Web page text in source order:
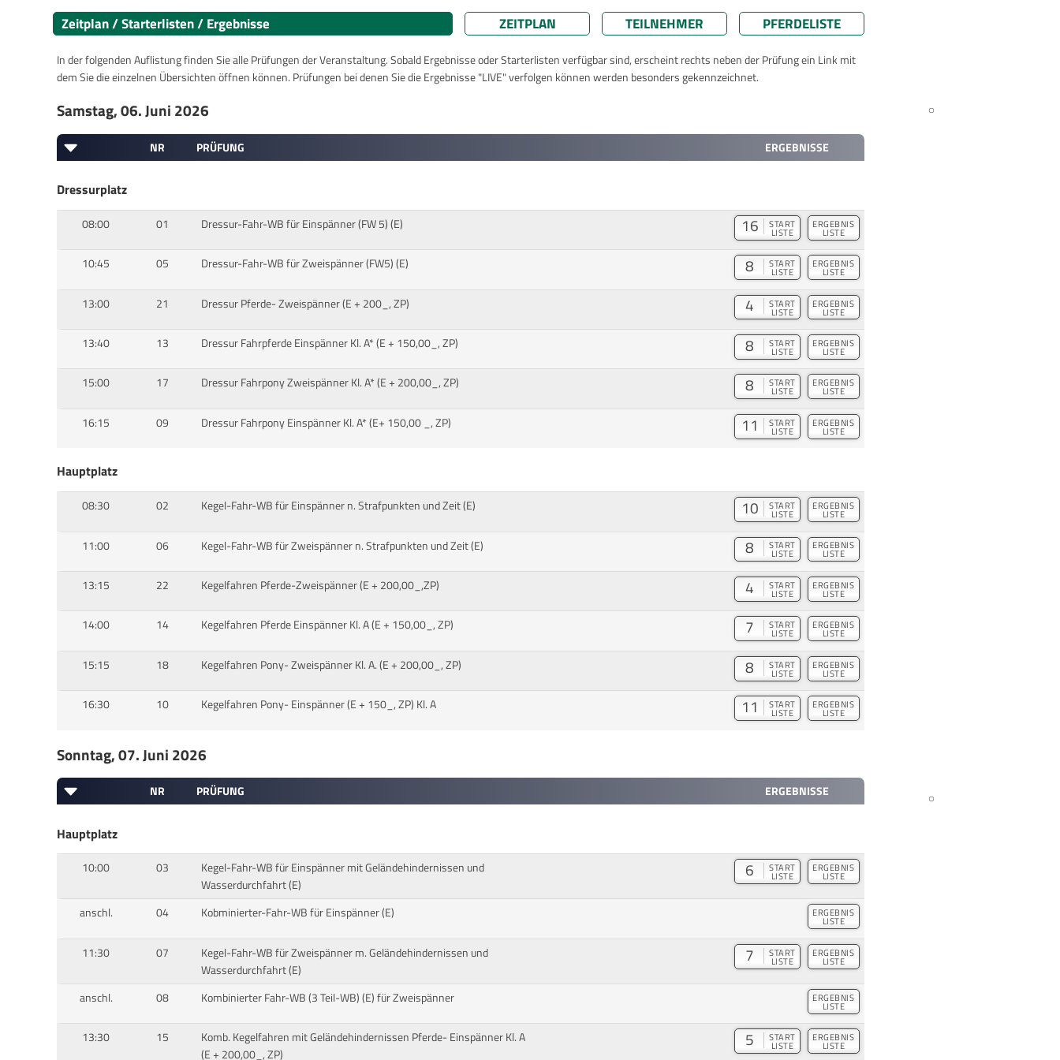
Zeitplan / Starterlisten / Ergebnisse ZEITPLAN TEILNEHMER PFERDELISTE
In der folgenden Auflistung finden Sie alle Prüfungen der Veranstaltung. Sobald Ergebnisse oder Starterlisten verfügbar sind, erscheint rechts neben der Prüfung ein Link mit
dem Sie die einzelnen Übersichten öffnen können. Prüfungen bei denen Sie die Ergebnisse "LIVE" verfolgen können werden besonders gekennzeichnet.
Samstag, 06. Juni 2026
NR PRÜFUNG ERGEBNISSE
Dressurplatz
08:00 01 Dressur-Fahr-WB für Einspänner (FW 5) (E) 16 START
LISTE
ERGEBNIS
LISTE
10:45 05 Dressur-Fahr-WB für Zweispänner (FW5) (E) 8 START
LISTE
ERGEBNIS
LISTE
13:00 21 Dressur Pferde- Zweispänner (E + 200_, ZP) 4 START
LISTE
ERGEBNIS
LISTE
13:40 13 Dressur Fahrpferde Einspänner Kl. A* (E + 150,00_, ZP) 8 START
LISTE
ERGEBNIS
LISTE
15:00 17 Dressur Fahrpony Zweispänner Kl. A* (E + 200,00_, ZP) 8 START
LISTE
ERGEBNIS
LISTE
16:15 09 Dressur Fahrpony Einspänner Kl. A* (E+ 150,00 _, ZP) 11 START
LISTE
ERGEBNIS
LISTE
Hauptplatz
08:30 02 Kegel-Fahr-WB für Einspänner n. Strafpunkten und Zeit (E) 10 START
LISTE
ERGEBNIS
LISTE
11:00 06 Kegel-Fahr-WB für Zweispänner n. Strafpunkten und Zeit (E) 8 START
LISTE
ERGEBNIS
LISTE
13:15 22 Kegelfahren Pferde-Zweispänner (E + 200,00_,ZP) 4 START
LISTE
ERGEBNIS
LISTE
14:00 14 Kegelfahren Pferde Einspänner Kl. A (E + 150,00_, ZP) 7 START
LISTE
ERGEBNIS
LISTE
15:15 18 Kegelfahren Pony- Zweispänner Kl. A. (E + 200,00_, ZP) 8 START
LISTE
ERGEBNIS
LISTE
16:30 10 Kegelfahren Pony- Einspänner (E + 150_, ZP) Kl. A 11 START
LISTE
ERGEBNIS
LISTE
Sonntag, 07. Juni 2026
NR PRÜFUNG ERGEBNISSE
Hauptplatz
10:00 03
Kegel-Fahr-WB für Einspänner mit Geländehindernissen und
Wasserdurchfahrt (E)
6 START
LISTE
ERGEBNIS
LISTE
anschl. 04 Kobminierter-Fahr-WB für Einspänner (E) ERGEBNIS
LISTE
11:30 07
Kegel-Fahr-WB für Zweispänner m. Geländehindernissen und
Wasserdurchfahrt (E)
7 START
LISTE
ERGEBNIS
LISTE
anschl. 08 Kombinierter Fahr-WB (3 Teil-WB) (E) für Zweispänner ERGEBNIS
LISTE
13:30 15
Komb. Kegelfahren mit Geländehindernissen Pferde- Einspänner Kl. A
(E + 200,00_, ZP)
5 START
LISTE
ERGEBNIS
LISTE